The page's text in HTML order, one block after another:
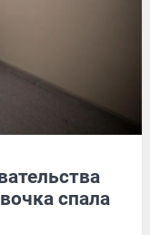
спала